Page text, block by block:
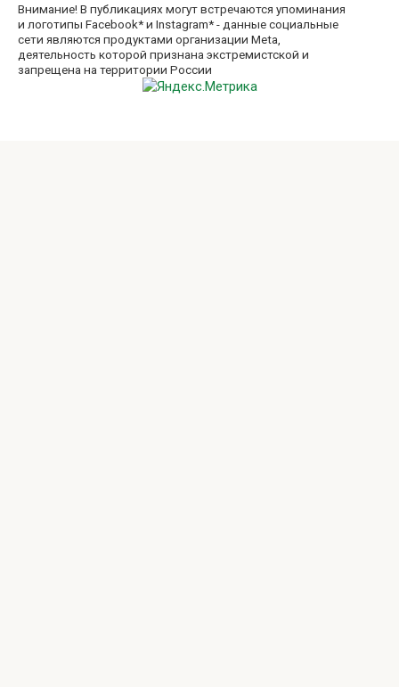
Внимание! В публикациях могут встречаются упоминания
и логотипы Facebook* и Instagram* - данные социальные
сети являются продуктами организации Meta,
деятельность которой признана экстремистской и
запрещена на территории России